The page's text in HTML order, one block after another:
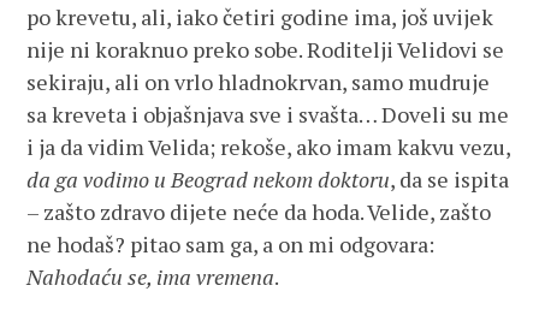
po krevetu, ali, iako četiri godine ima, još uvijek
nije ni koraknuo preko sobe. Roditelji Velidovi se
sekiraju, ali on vrlo hladnokrvan, samo mudruje
sa kreveta i objašnjava sve i svašta… Doveli su me
i ja da vidim Velida; rekoše, ako imam kakvu vezu,
da ga vodimo u Beograd nekom doktoru, da se ispita
– zašto zdravo dijete neće da hoda. Velide, zašto
ne hodaš? pitao sam ga, a on mi odgovara:
Nahodaću se, ima vremena.